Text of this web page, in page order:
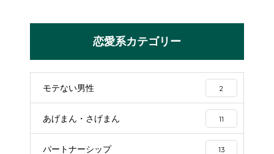
恋愛系カテゴリー
モテない男性 2
あげまん・さげまん 11
パートナーシップ 13